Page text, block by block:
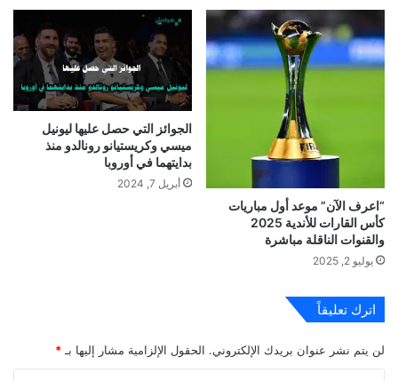
“اعرف الآن” موعد أول مباريات
كأس القارات للأندية 2025
والقنوات الناقلة مباشرة
يوليو 2, 2025
الجوائز التي حصل عليها ليونيل
ميسي وكريستيانو رونالدو منذ
بدايتهما في أوروبا
أبريل 7, 2024
اترك تعليقاً
لن يتم نشر عنوان بريدك الإلكتروني. الحقول الإلزامية مشار إليها بـ *